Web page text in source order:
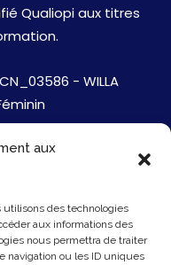
aux
des technologies
aux informations des
nous permettra de traiter
navigation ou les ID uniques
Qualiopi aux titres
- WILLA
Jobs
Mentions Légales
Politique de cookies